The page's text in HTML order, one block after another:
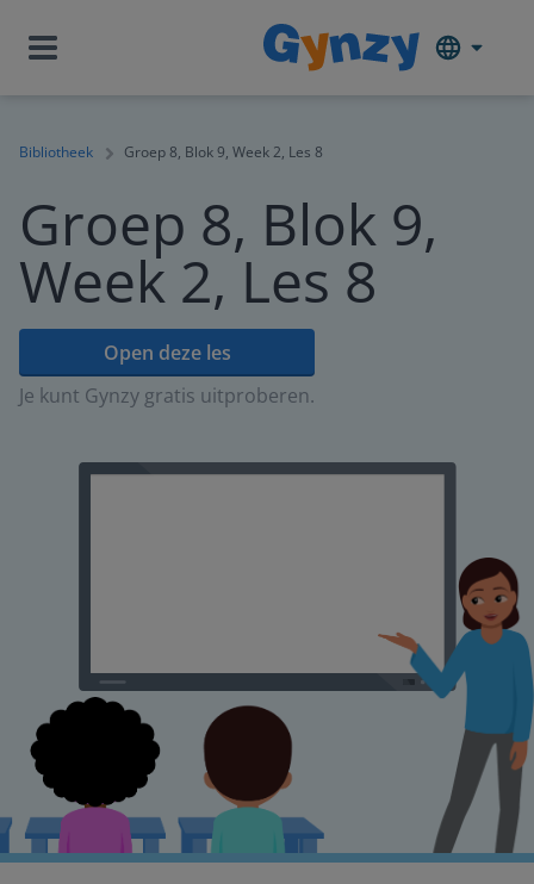
Bibliotheek Groep 8, Blok 9, Week 2, Les 8
Groep 8, Blok 9,
Week 2, Les 8
Open deze les
Je kunt Gynzy gratis uitproberen.